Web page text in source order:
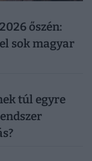
őszén:
sok magyar
túl egyre